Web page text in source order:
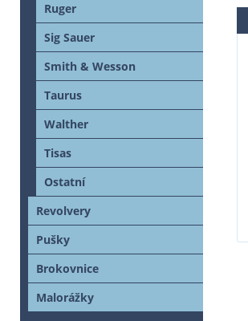
Ruger
Sig Sauer
Smith & Wesson
Taurus
Walther
Tisas
Ostatní
Revolvery
Pušky
Brokovnice
Malorážky